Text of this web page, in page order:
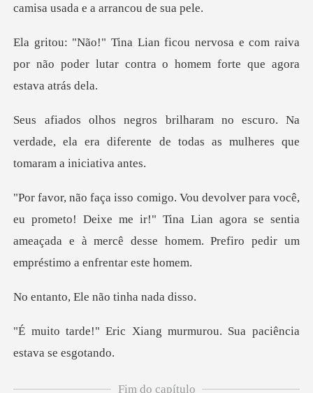
a e com raiva
por não poder lutar contra
ro. Na
verdade, ela era diferente de todas
meto! Deixe me ir!" Tina Lian agora se sentia
ameaçada e à mercê
Ele não tinh
ang murmurou. Sua paciên
Fim do capítulo